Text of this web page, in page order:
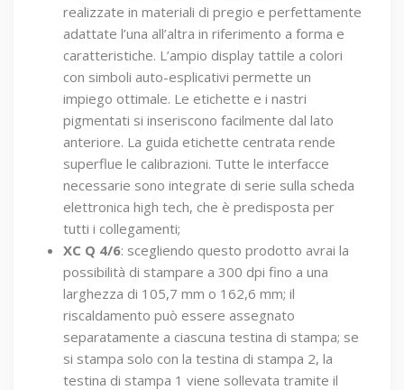
realizzate in materiali di pregio e perfettamente
adattate l’una all’altra in riferimento a forma e
caratteristiche. L’ampio display tattile a colori
con simboli auto-esplicativi permette un
impiego ottimale. Le etichette e i nastri
pigmentati si inseriscono facilmente dal lato
anteriore. La guida etichette centrata rende
superflue le calibrazioni. Tutte le interfacce
necessarie sono integrate di serie sulla scheda
elettronica high tech, che è predisposta per
tutti i collegamenti;
XC Q 4/6: scegliendo questo prodotto avrai la
possibilità di stampare a 300 dpi fino a una
larghezza di 105,7 mm o 162,6 mm; il
riscaldamento può essere assegnato
separatamente a ciascuna testina di stampa; se
si stampa solo con la testina di stampa 2, la
testina di stampa 1 viene sollevata tramite il